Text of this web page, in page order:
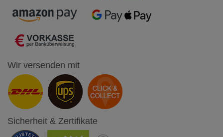
Wir versenden mit
Sicherheit & Zertifikate